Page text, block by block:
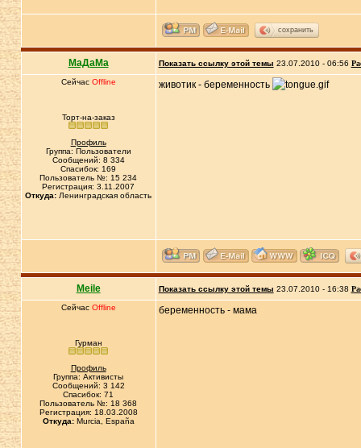
сохранить
МаДаМа Показать ссылку этой темы 23.07.2010 - 06:56
Сейчас Offline
Торт-на-заказ
Профиль
Группа: Пользователи
Сообщений: 8 334
Спасибок: 169
Пользователь №: 15 234
Регистрация: 3.11.2007
Откуда: Ленинградская область
животик - беременность
Meile Показать ссылку этой темы 23.07.2010 - 16:38
Сейчас Offline
Гурман
Профиль
Группа: Активисты
Сообщений: 3 142
Спасибок: 71
Пользователь №: 18 368
Регистрация: 18.03.2008
Откуда:Murcia, España
беременность - мама